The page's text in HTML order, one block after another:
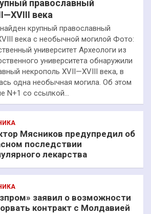
православный
века
крупный православный
века с необычной могилой Фото:
университет Археологи из
университета обнаружили
некрополь XVII—XVIII века, в
одна необычная могила. Об этом
N+1 со ссылкой…
Мясников предупредил об
последствии
лекарства
заявил о возможности
контракт с Молдавией